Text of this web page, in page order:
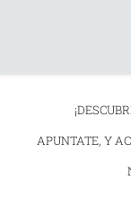
APUNTATE, Y